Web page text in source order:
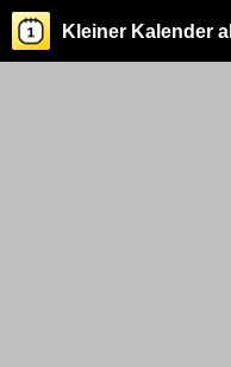
Kleiner Kalender